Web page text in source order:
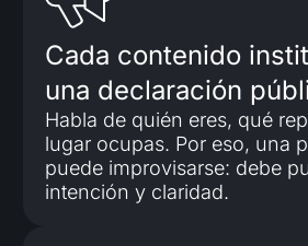
Cada contenido
una declaración
Habla de quién eres, qué
lugar ocupas. Por eso, una
puede improvisarse: debe
intención y claridad.